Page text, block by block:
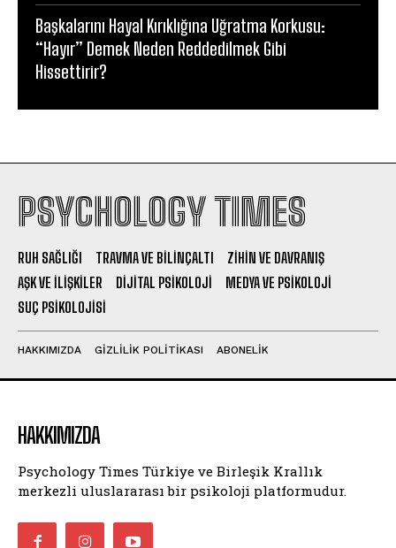
Başkalarını Hayal Kırıklığına Uğratma Korkusu:
“Hayır” Demek Neden Reddedilmek Gibi
Hissettirir?
PSYCHOLOGY TIMES
RUH SAĞLIĞI TRAVMA VE BILINÇALTI
ZIHIN VE DAVRANIŞ
AŞK VE İLIŞKILER
DIJITAL PSIKOLOJI
MEDYA VE PSIKOLOJI
SUÇ PSIKOLOJISI
HAKKIMIZDA GIZLILIK POLITIKASI ABONELIK
HAKKIMIZDA
Psychology Times Türkiye ve Birleşik Krallık
merkezli uluslararası bir psikoloji platformudur.